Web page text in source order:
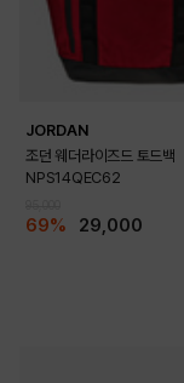
JORDAN
조던 웨더라이즈드 토드백
NPS14QEC62
69% 29,000